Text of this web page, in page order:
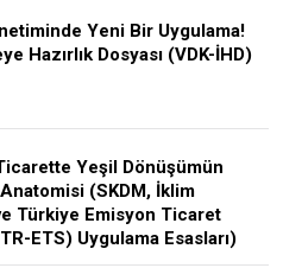
Yeni Bir Uygulama!
Hazırlık Dosyası (VDK-İHD)
Yeşil Dönüşümün
(SKDM, İklim
Türkiye Emisyon Ticaret
ETS) Uygulama Esasları)